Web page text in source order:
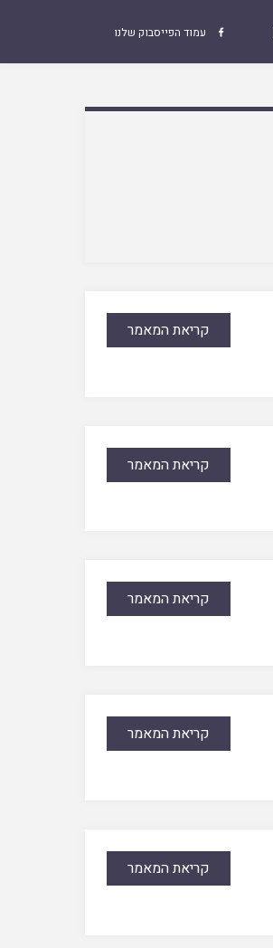
 עמוד הפייסבוק שלנו
קריאת המאמר
קריאת המאמר
קריאת המאמר
קריאת המאמר
קריאת המאמר